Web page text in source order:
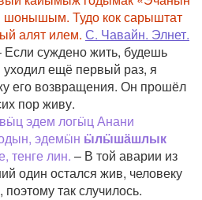
Тудо кок сарыштат
алят илем. С. Чавайн. Элнет.
Если суждено жить, будешь
ещё первый раз, я
его возвращения. Он прошёл
пор живу.
эдем логӹц Анани
эдемӹн ӹлӹшӓшлык
тенге лин. – В той аварии из
один остался жив, человеку
так случилось.